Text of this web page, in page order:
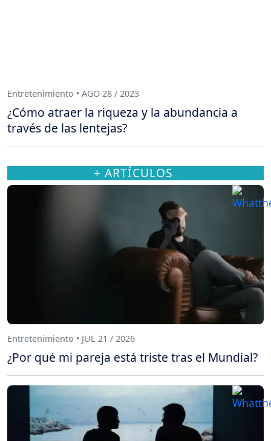
Entretenimiento • AGO 28 / 2023
¿Cómo atraer la riqueza y la abundancia a
través de las lentejas?
+ ARTÍCULOS
Entretenimiento • JUL 21 / 2026
¿Por qué mi pareja está triste tras el Mundial?